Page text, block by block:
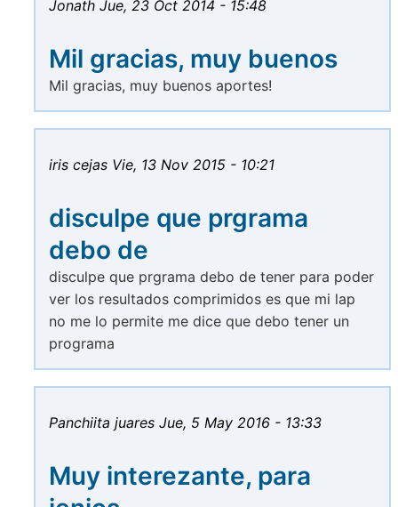
Jonath Jue, 23 Oct 2014 - 15:48
Mil gracias, muy buenos
Mil gracias, muy buenos aportes!
iris cejas Vie, 13 Nov 2015 - 10:21
disculpe que prgrama
debo de
disculpe que prgrama debo de tener para poder
ver los resultados comprimidos es que mi lap
no me lo permite me dice que debo tener un
programa
Panchiita juares Jue, 5 May 2016 - 13:33
Muy interezante, para